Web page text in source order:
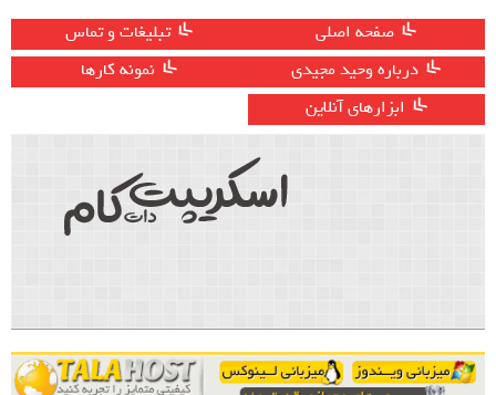
صفحه اصلی
تبلیغات و تماس
درباره وحید مجیدی
نمونه کارها
ابزارهای آنلاین